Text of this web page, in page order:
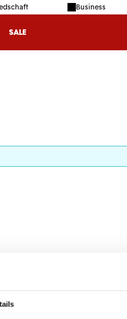
Business
SALE